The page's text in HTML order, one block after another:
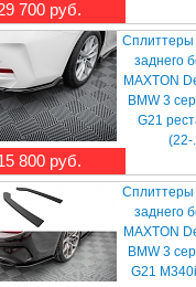
700 руб.
800 руб.
заднего
MAXTON
BMW 3
G21
(22-
заднего
MAXTON
BMW 3
G21